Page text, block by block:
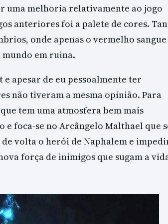
uma melhoria relativamente ao jogo
anteriores foi a palete de cores.
onde apenas o vermelho sangue
mundo em ruina.
apesar de eu pessoalmente ter
não tiveram a mesma opinião. Para
tem uma atmosfera bem mais
foca-se no Arcângelo Malthael que
volta o herói de Naphalem e
força de inimigos que sugam a